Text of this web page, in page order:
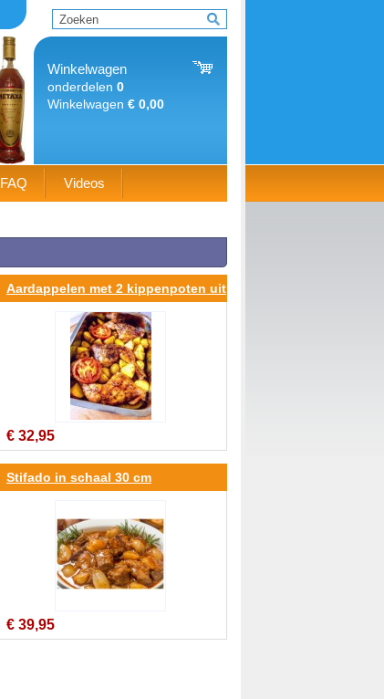
Winkelwagen
onderdelen 0
Winkelwagen € 0,00
FAQ Videos
Aardappelen met 2 kippenpoten uit
€ 32,95
Stifado in schaal 30 cm
€ 39,95